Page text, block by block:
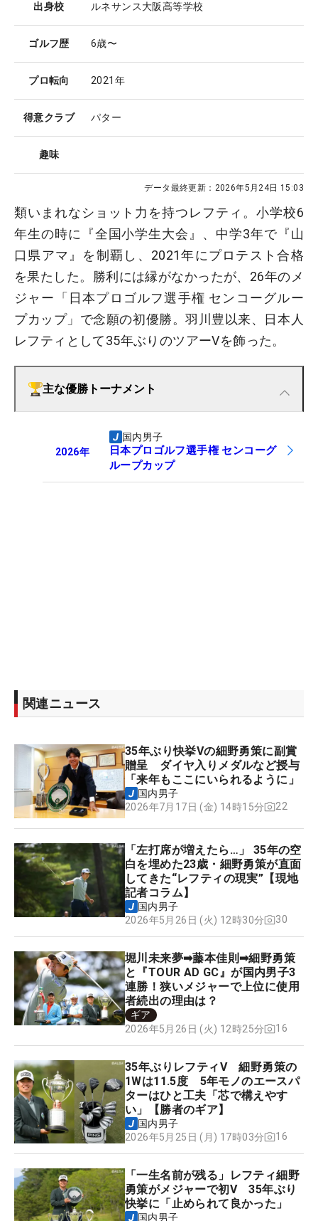
出身校 ルネサンス大阪高等学校
ゴルフ歴 6歳〜
プロ転向 2021年
得意クラブ パター
趣味
データ最終更新： 2026年5月24日 15:03
類いまれなショット力を持つレフティ。小学校6
年生の時に『全国小学生大会』、中学3年で『山
口県アマ』を制覇し、2021年にプロテスト合格
を果たした。勝利には縁がなかったが、26年のメ
ジャー「日本プロゴルフ選手権 センコーグルー
プカップ」で念願の初優勝。羽川豊以来、日本人
レフティとして35年ぶりのツアーVを飾った。
主な優勝トーナメント
2026年
国内男子
日本プロゴルフ選手権 センコーグ
ループカップ
関連ニュース
35年ぶり快挙Vの細野勇策に副賞
贈呈 ダイヤ入りメダルなど授与
「来年もここにいられるように」
国内男子
2026年7月17日 (金) 14時15分
22
「左打席が増えたら…」 35年の空
白を埋めた23歳・細野勇策が直面
してきた“レフティの現実”【現地
記者コラム】
国内男子
2026年5月26日 (火) 12時30分
30
堀川未来夢➡藤本佳則➡細野勇策
と『TOUR AD GC』が国内男子3
連勝！狭いメジャーで上位に使用
者続出の理由は？
ギア
2026年5月26日 (火) 12時25分
16
35年ぶりレフティV 細野勇策の
1Wは11.5度 5年モノのエースパ
ターはひと工夫「芯で構えやす
い」【勝者のギア】
国内男子
2026年5月25日 (月) 17時03分
16
「一生名前が残る」レフティ細野
勇策がメジャーで初V 35年ぶり
快挙に「止められて良かった」
国内男子